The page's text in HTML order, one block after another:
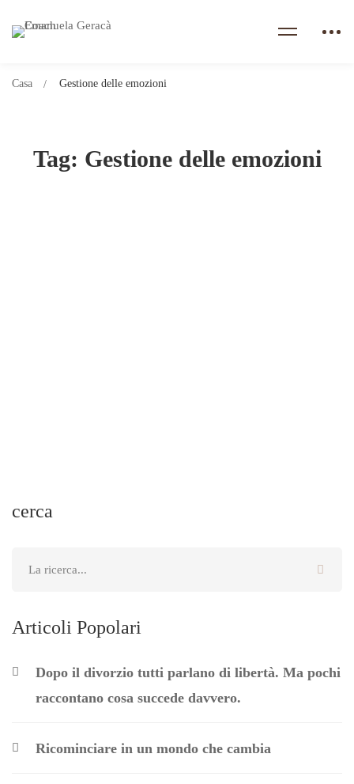
Tag: Gestione delle emozioni
Casa Gestione delle emozioni
cerca
Articoli Popolari
Dopo il divorzio tutti parlano di libertà. Ma pochi
raccontano cosa succede davvero.
Ricominciare in un mondo che cambia